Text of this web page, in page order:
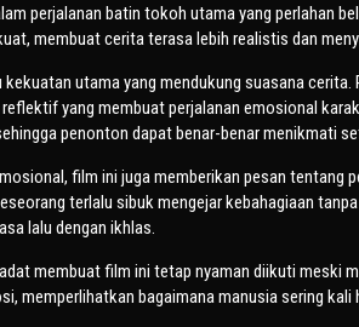
perjalanan batin tokoh utama yang perlahan
membuat cerita terasa lebih realistis dan
utama yang mendukung suasana
yang membuat perjalanan emosional
penonton dapat benar-benar menikmati
film ini juga memberikan pesan tentang
terlalu sibuk mengejar kebahagiaan
lalu dengan ikhlas.
membuat film ini tetap nyaman diikuti meski
memperlihatkan bagaimana manusia sering